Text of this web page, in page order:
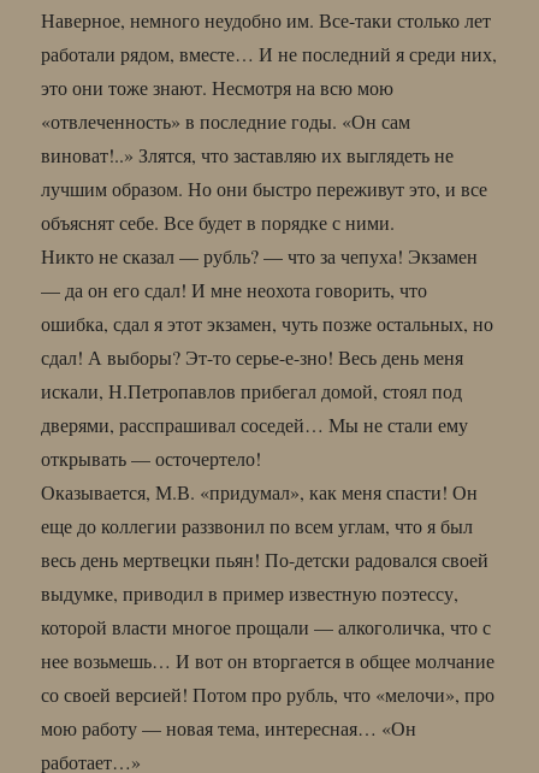
Наверное, немного неудобно им. Все-таки столько лет
работали рядом, вместе… И не последний я среди них,
это они тоже знают. Несмотря на всю мою
«отвлеченность» в последние годы. «Он сам
виноват!..» Злятся, что заставляю их выглядеть не
лучшим образом. Но они быстро переживут это, и все
объяснят себе. Все будет в порядке с ними.
Никто не сказал — рубль? — что за чепуха! Экзамен
— да он его сдал! И мне неохота говорить, что
ошибка, сдал я этот экзамен, чуть позже остальных, но
сдал! А выборы? Эт-то серье-е-зно! Весь день меня
искали, Н.Петропавлов прибегал домой, стоял под
дверями, расспрашивал соседей… Мы не стали ему
открывать — осточертело!
Оказывается, М.В. «придумал», как меня спасти! Он
еще до коллегии раззвонил по всем углам, что я был
весь день мертвецки пьян! По-детски радовался своей
выдумке, приводил в пример известную поэтессу,
которой власти многое прощали — алкоголичка, что с
нее возьмешь… И вот он вторгается в общее молчание
со своей версией! Потом про рубль, что «мелочи», про
мою работу — новая тема, интересная… «Он
работает…»